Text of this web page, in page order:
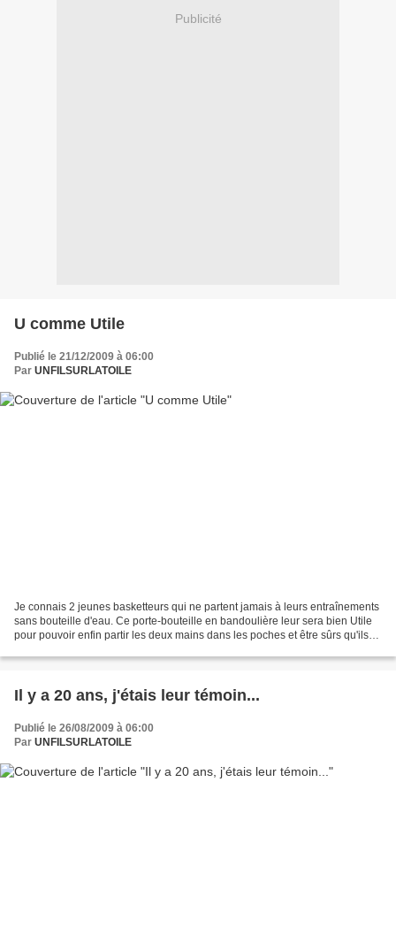
Publicité
U comme Utile
Publié le 21/12/2009 à 06:00
Par UNFILSURLATOILE
Je connais 2 jeunes basketteurs qui ne partent jamais à leurs entraînements
sans bouteille d'eau. Ce porte-bouteille en bandoulière leur sera bien Utile
pour pouvoir enfin partir les deux mains dans les poches et être sûrs qu'ils
Il y a 20 ans, j'étais leur témoin...
Publié le 26/08/2009 à 06:00
Par UNFILSURLATOILE